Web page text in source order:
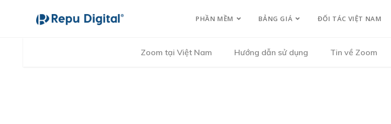
PHẦN MỀM BẢNG GIÁ ĐỐI TÁC VIỆT NAM
Zoom tại Việt Nam Hướng dẫn sử dụng Tin về Zoom